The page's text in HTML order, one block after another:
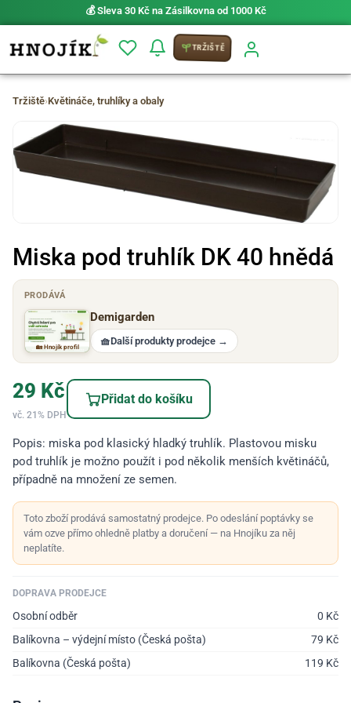
💰 Sleva 30 Kč na Zásilkovna od 1000 Kč
TRŽIŠTĚ
Tržiště›Květináče, truhlíky a obaly
Miska pod truhlík DK 40 hnědá
PRODÁVÁ
🏡 Hnojík profil
Demigarden
🧺Další produkty prodejce →
29 Kč
vč. 21% DPH
Přidat do košíku
Popis: miska pod klasický hladký truhlík. Plastovou misku
pod truhlík je možno použít i pod několik menších květináčů,
případně na množení ze semen.
Toto zboží prodává samostatný prodejce. Po odeslání poptávky se
vám ozve přímo ohledně platby a doručení — na Hnojíku za něj
neplatíte.
DOPRAVA PRODEJCE
Osobní odběr 0 Kč
Balíkovna – výdejní místo (Česká pošta)
79 Kč
Balíkovna (Česká pošta)
119 Kč